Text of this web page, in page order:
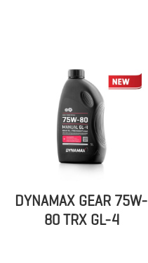
DYNAMAX GEAR 75W-
80 TRX GL-4